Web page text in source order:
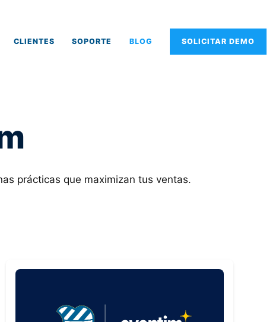
CLIENTES SOPORTE BLOG SOLICITAR DEMO
prácticas que maximizan tus ventas.